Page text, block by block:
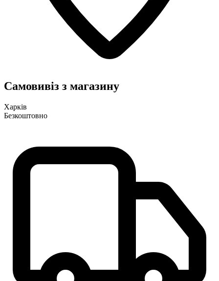
Самовивіз з магазину
Харків
Безкоштовно